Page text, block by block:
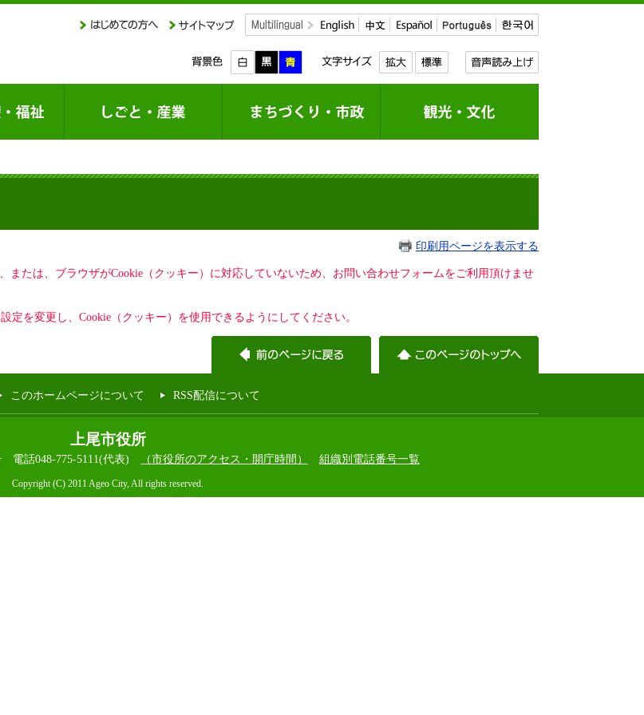
印刷用ページを表示する
または、ブラウザがCookie（クッキー）に対応していないため、お問い合わせフォームをご利用頂けませ
を変更し、Cookie（クッキー）を使用できるようにしてください。
このホームページについて RSS配信について
上尾市役所
電話048-775-5111(代表) （市役所のアクセス・開庁時間） 組織別電話番号一覧
Copyright (C) 2011 Ageo City, All rights reserved.